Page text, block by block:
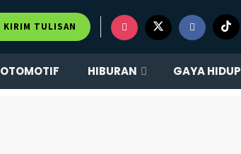
KIRIM TULISAN
OTOMOTIF HIBURAN GAYA HIDUP